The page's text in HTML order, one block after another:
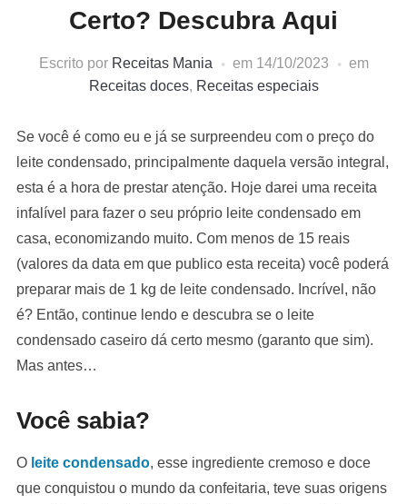
Certo? Descubra Aqui
Escrito por Receitas Mania em 14/10/2023
em
Receitas doces, Receitas especiais
Se você é como eu e já se surpreendeu com o preço do
leite condensado, principalmente daquela versão integral,
esta é a hora de prestar atenção. Hoje darei uma receita
infalível para fazer o seu próprio leite condensado em
casa, economizando muito. Com menos de 15 reais
(valores da data em que publico esta receita) você poderá
preparar mais de 1 kg de leite condensado. Incrível, não
é? Então, continue lendo e descubra se o leite
condensado caseiro dá certo mesmo (garanto que sim).
Mas antes…
Você sabia?
O leite condensado, esse ingrediente cremoso e doce
que conquistou o mundo da confeitaria, teve suas origens